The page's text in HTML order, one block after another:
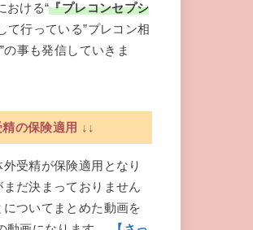
おける“『プレコンセプシ
て行っている”プレコン相
の事も発信していきま
の保険適用 ↓↓
受精が保険適用となり
だ決まっておりません
ついてまとめた動画を